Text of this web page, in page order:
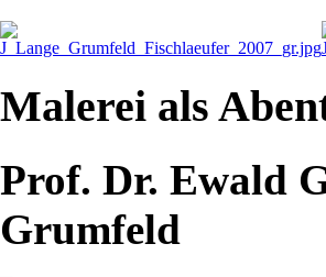
Malerei als
Prof. Dr. Ewald
Grumfeld